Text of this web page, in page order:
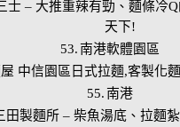
士 – 大推重辣有勁、麵條冷
天下!
南港軟體園區
中信園區日式拉麵,客製化
南港
田製麵所 – 柴魚湯底、拉麵